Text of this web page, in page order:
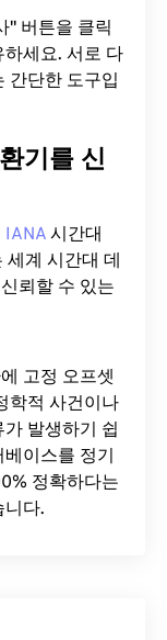
" 버튼을 클릭
세요. 서로 다
간단한 도구입
기를 신
IANA 시간대
계 시간대 데
뢰할 수 있는
고정 오프셋
학적 사건이나
발생하기 쉽
이스를 정기
정확하다는
니다.